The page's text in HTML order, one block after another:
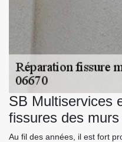
SB Multiservices
fissures des murs
Au fil des années, il est fort